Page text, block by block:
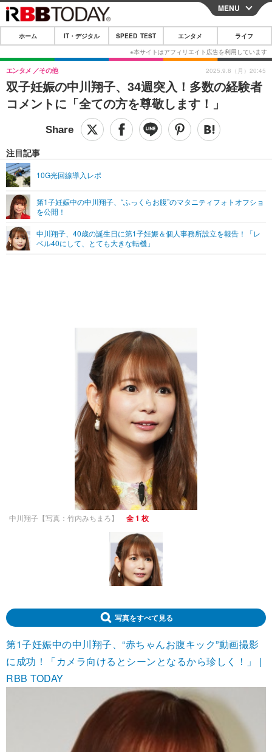
CLOSE
ホーム
IT・デジタル
IT・デジタルTOP スマートフォン
ガジェット・ツール
ショッピング その他
SPEED TEST
エンタメTOP 映画・ドラマ
グラビア
ショッピング その他
ライフTOP
その他
リリース一覧
プッシュ通知の停止方法
MENU
ホーム IT・デジタル SPEED TEST エンタメ ライフ
双子妊娠の中川翔子、34週突入！多数の経験者
コメントに「全ての方を尊敬します！」
エンタメ その他
注目記事
10G光回線導入レポ
第1子妊娠中の中川翔子、“ふっくらお腹”のマタニティフォトオフショ
を公開！
中川翔子、40歳の誕生日に第1子妊娠＆個人事務所設立を報告！「レ
ベル40にして、とても大きな転機」
2025.9.8（月）20:45
中川翔子【写真：竹内みちまろ】 全 1 枚
写真をすべて見る
第1子妊娠中の中川翔子、“赤ちゃんお腹キック”動画撮影
に成功！「カメラ向けるとシーンとなるから珍しく！」 |
RBB TODAY